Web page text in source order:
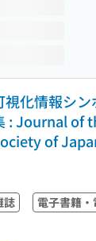
視化情報シ
: Journal of
of
誌
電子書籍